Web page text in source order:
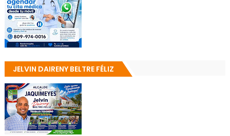
JELVIN DAIRENY BELTRE FÉLIZ